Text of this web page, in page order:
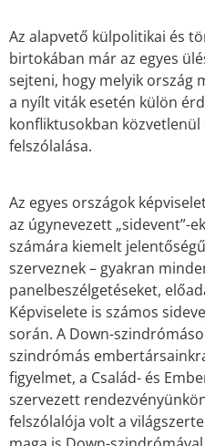
Az alapvető külpolitikai és
birtokában már az egyes
sejteni, hogy melyik ország
a nyílt viták esetén külön
konfliktusokban
felszólalása.
Az egyes országok
az úgynevezett „sidevent”-
számára kiemelt
szerveznek – gyakran
panelbeszélgetéseket,
Képviselete is számos
során. A Down-
szindrómás
figyelmet, a Család- és
szervezett
felszólalója volt a